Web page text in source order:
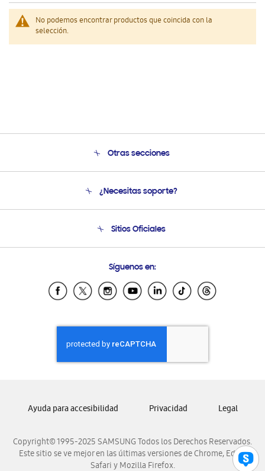
No podemos encontrar productos que coincida con la
selección.
Otras secciones
Soporte
Condiciones de Compra
¿Necesitas soporte?
Soporte vía eMail
Sitios Oficiales
Samsung Ecuador
Samsung El Salvador
Samsung Honduras
Samsung Nicaragua
Samsung Panamá
Samsung Venezuela
Síguenos en:
Copyright© 1995-2025 SAMSUNG Todos los Derechos Reservados.
Este sitio se ve mejor en las últimas versiones de Chrome, Edge,
Safari y Mozilla Firefox.
Ayuda para accesibilidad Privacidad Legal